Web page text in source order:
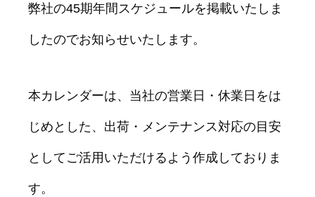
弊社の45期年間スケジュールを掲載いたしま
したのでお知らせいたします。
本カレンダーは、当社の営業日・休業日をは
じめとした、出荷・メンテナンス対応の目安
としてご活用いただけるよう作成しておりま
す。